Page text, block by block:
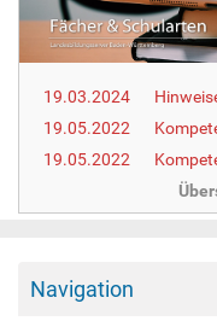
e
r
e
19.03.2024
19.05.2022
19.05.2022
Navigation